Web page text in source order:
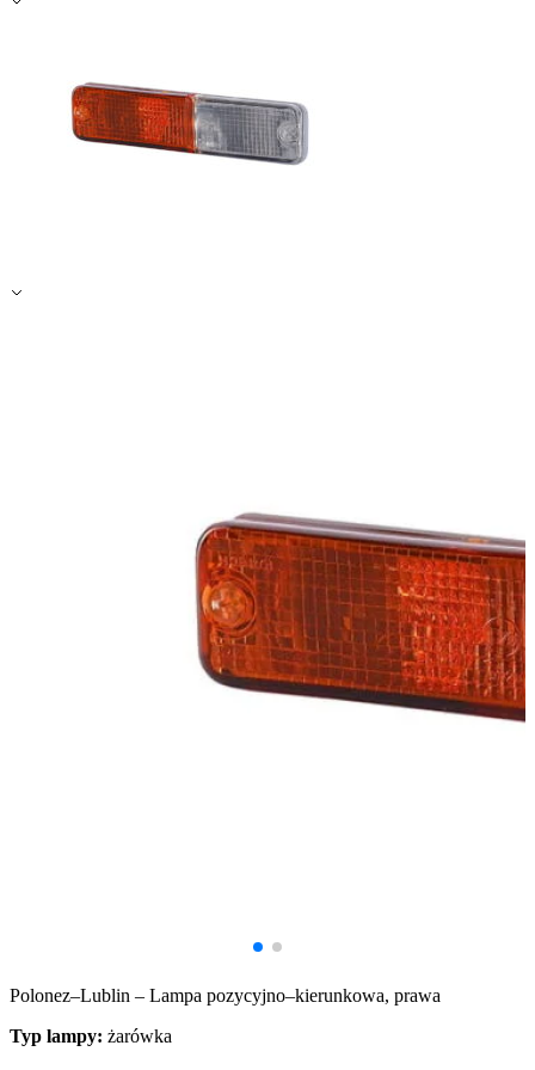
Polonez–Lublin – Lampa pozycyjno–kierunkowa, prawa
Typ lampy: żarówka